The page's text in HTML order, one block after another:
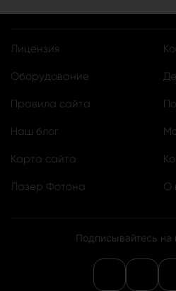
Лицензия
Оборудование
Правила сайта
Наш блог
Карта сайта
Лазер Фотона О
Подписывайтесь на